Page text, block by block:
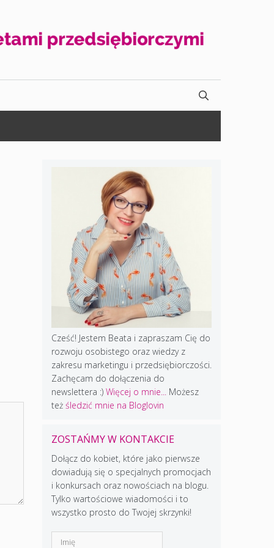
Cześć! Jestem Beata i zapraszam Cię do
rozwoju osobistego oraz wiedzy z
zakresu marketingu i przedsiębiorczości.
Zachęcam do dołączenia do
newslettera :) Więcej o mnie...
Możesz
też śledzić mnie na Bloglovin
ZOSTAŃMY W KONTAKCIE
Dołącz do kobiet, które jako pierwsze
dowiadują się o specjalnych promocjach
i konkursach oraz nowościach na blogu.
Tylko wartościowe wiadomości i to
wszystko prosto do Twojej skrzynki!